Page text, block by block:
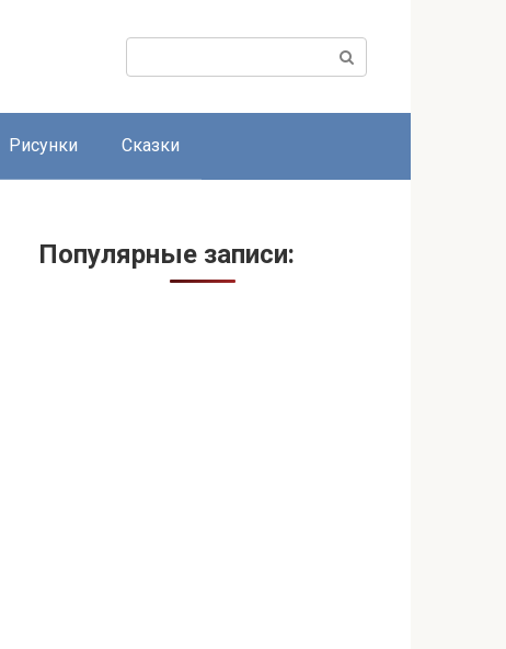
Поиск:
Рисунки Сказки
Популярные записи: